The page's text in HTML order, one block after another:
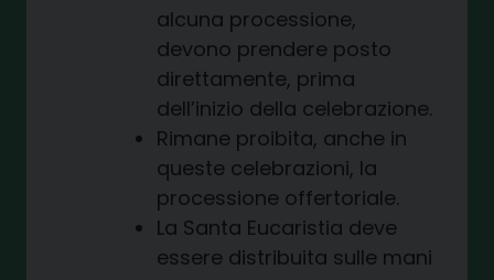
alcuna processione,
devono prendere posto
direttamente, prima
dell’inizio della celebrazione.
Rimane proibita, anche in
queste celebrazioni, la
processione offertoriale.
La Santa Eucaristia deve
essere distribuita sulle mani